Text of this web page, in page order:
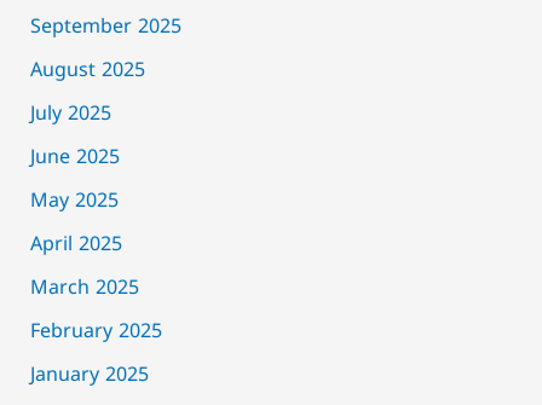
September 2025
August 2025
July 2025
June 2025
May 2025
April 2025
March 2025
February 2025
January 2025